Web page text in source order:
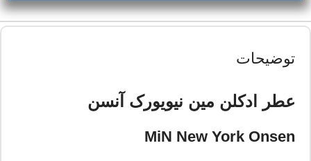
توضیحات
عطر ادکلن مین نیویورک آنسن
MiN New York Onsen